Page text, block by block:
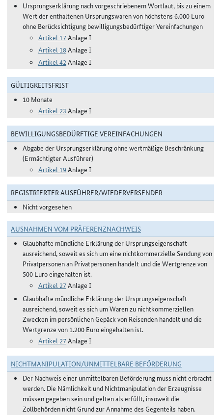
Ursprungserklärung nach vorgeschriebenem Wortlaut, bis zu einem
Wert der enthaltenen Ursprungswaren von höchstens 6.000 Euro
ohne Berücksichtigung bewilligungsbedürftiger Vereinfachungen
Artikel 17Anlage I
Artikel 18Anlage I
Artikel 42 Anlage I
GÜLTIGKEITSFRIST
10 Monate
Artikel 23 Anlage I
BEWILLIGUNGSBEDÜRFTIGE VEREINFACHUNGEN
Abgabe der Ursprungserklärung ohne wertmäßige Beschränkung
(Ermächtigter Ausführer)
Artikel 19Anlage I
REGISTRIERTER AUSFÜHRER/WIEDERVERSENDER
Nicht vorgesehen
AUSNAHMEN VOM PRÄFERENZNACHWEIS
Glaubhafte mündliche Erklärung der Ursprungseigenschaft
ausreichend, soweit es sich um eine nichtkommerzielle Sendung von
Privatpersonen an Privatpersonen handelt und die Wertgrenze von
500 Euro eingehalten ist.
Artikel 27Anlage I
Glaubhafte mündliche Erklärung der Ursprungseigenschaft
ausreichend, soweit es sich um Waren zu nichtkommerziellen
Zwecken im persönlichen Gepäck von Reisenden handelt und die
Wertgrenze von 1.200 Euro eingehalten ist.
Artikel 27Anlage I
NICHTMANIPULATION/UNMITTELBARE BEFÖRDERUNG
Der Nachweis einer unmittelbaren Beförderung muss nicht erbracht
werden. Die Nämlichkeit und Nichtmanipulation der Erzeugnisse
müssen gegeben sein und gelten als erfüllt, insoweit die
Zollbehörden nicht Grund zur Annahme des Gegenteils haben.